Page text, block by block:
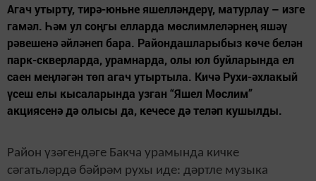
Агач утырту, тирә-юньне яшелләндерү, матурлау – изге
гамәл. Һәм ул соңгы елларда мөслимлеләрнең яшәү
рәвешенә әйләнеп бара. Райондашларыбыз көче белән
парк-скверларда, урамнарда, олы юл буйларында ел
саен меңләгән төп агач утыртыла. Кичә Рухи-әхлакый
үсеш елы кысаларында узган “Яшел Мөслим”
акциясенә дә олысы да, кечесе дә теләп кушылды.
Район үзәгендәге Бакча урамында кичке
сәгатьләрдә бәйрәм рухы иде: дәртле музыка